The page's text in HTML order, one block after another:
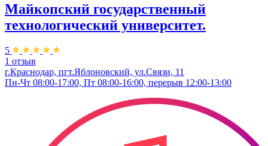
Майкопский государственный
технологический университет.
5
1 отзыв
г.Краснодар, пгт.Яблоновский, ул.Связи, 11
Пн-Чт 08:00-17:00, Пт 08:00-16:00, перерыв 12:00-13:00